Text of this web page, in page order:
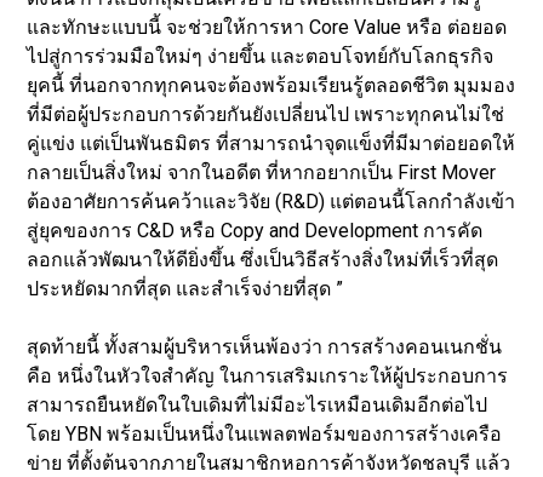
และทักษะแบบนี้ จะช่วยให้การหา Core Value หรือ ต่อยอด
ไปสู่การร่วมมือใหม่ๆ ง่ายขึ้น และตอบโจทย์กับโลกธุรกิจ
ยุคนี้ ที่นอกจากทุกคนจะต้องพร้อมเรียนรู้ตลอดชีวิต มุมมอง
ที่มีต่อผู้ประกอบการด้วยกันยังเปลี่ยนไป เพราะทุกคนไม่ใช่
คู่แข่ง แต่เป็นพันธมิตร ที่สามารถนำจุดแข็งที่มีมาต่อยอดให้
กลายเป็นสิ่งใหม่ จากในอดีต ที่หากอยากเป็น First Mover
ต้องอาศัยการค้นคว้าและวิจัย (R&D) แต่ตอนนี้โลกกำลังเข้า
สู่ยุคของการ C&D หรือ Copy and Development การคัด
ลอกแล้วพัฒนาให้ดียิ่งขึ้น ซึ่งเป็นวิธีสร้างสิ่งใหม่ที่เร็วที่สุด
ประหยัดมากที่สุด และสำเร็จง่ายที่สุด ”
สุดท้ายนี้ ทั้งสามผู้บริหารเห็นพ้องว่า การสร้างคอนเนกชั่น
คือ หนึ่งในหัวใจสำคัญ ในการเสริมเกราะให้ผู้ประกอบการ
สามารถยืนหยัดในใบเดิมที่ไม่มีอะไรเหมือนเดิมอีกต่อไป
โดย YBN พร้อมเป็นหนึ่งในแพลตฟอร์มของการสร้างเครือ
ข่าย ที่ตั้งต้นจากภายในสมาชิกหอการค้าจังหวัดชลบุรี แล้ว